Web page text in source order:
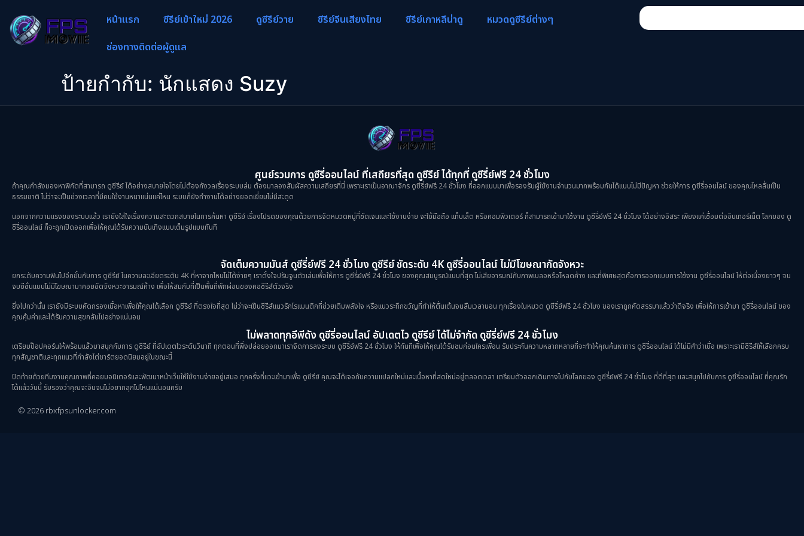
หน้าแรก ซีรีย์เข้าใหม่ 2026 ดูซีรีย์วาย ซีรีย์จีนเสียงไทย ซีรีย์เกาหลีน่าดู
หมวดดูซีรีย์ต่างๆ
ช่องทางติดต่อผู้ดูแล
ป้ายกำกับ: นักแสดง Suzy
ศูนย์รวมการ ดูซีรี่ออนไลน์ ที่เสถียรที่สุด ดูซีรีย์ ได้ทุกที่ ดูซีรี่ย์ฟรี 24 ชั่วโมง
ถ้าคุณกำลังมองหาพิกัดที่สามารถ ดูซีรีย์ ได้อย่างสบายใจโดยไม่ต้องกังวลเรื่องระบบล่ม ต้องมาลองสัมผัสความเสถียรที่นี่ เพราะเราเป็นอาณาจักร ดูซีรี่ย์ฟรี 24 ชั่วโมง ที่ออกแบบมาเพื่อรองรับผู้ใช้งานจำนวนมากพร้อมกันได้แบบไม่มีปัญหา ช่วยให้การ ดูซีรี่ออนไลน์ ของคุณไหลลื่นเป็น
ธรรมชาติ ไม่ว่าจะเป็นช่วงเวลาที่มีคนใช้งานหนาแน่นแค่ไหน ระบบก็ยังทำงานได้อย่างยอดเยี่ยมไม่มีสะดุด
นอกจากความแรงของระบบแล้ว เรายังใส่ใจเรื่องความสะดวกสบายในการค้นหา ดูซีรีย์ เรื่องโปรดของคุณด้วยการจัดหมวดหมู่ที่ชัดเจนและใช้งานง่าย จะใช้มือถือ แท็บเล็ต หรือคอมพิวเตอร์ ก็สามารถเข้ามาใช้งาน ดูซีรี่ย์ฟรี 24 ชั่วโมง ได้อย่างอิสระ เพียงแค่เชื่อมต่ออินเทอร์เน็ต โลกของ ดู
ซีรี่ออนไลน์ ก็จะถูกเปิดออกเพื่อให้คุณได้รับความบันเทิงแบบเต็มรูปแบบทันที
จัดเต็มความมันส์ ดูซีรี่ย์ฟรี 24 ชั่วโมง ดูซีรีย์ ชัดระดับ 4K ดูซีรี่ออนไลน์ ไม่มีโฆษณากัดจังหวะ
ยกระดับความฟินไปอีกขั้นกับการ ดูซีรีย์ ในความละเอียดระดับ 4K ที่หาจากไหนไม่ได้ง่ายๆ เราตั้งใจปรับจูนตัวเล่นเพื่อให้การ ดูซีรี่ย์ฟรี 24 ชั่วโมง ของคุณสมบูรณ์แบบที่สุด ไม่เสียอารมณ์กับภาพเบลอหรือโหลดค้าง และที่พิเศษสุดคือการออกแบบการใช้งาน ดูซีรี่ออนไลน์ ให้ต่อเนื่องยาวๆ จน
จบซีซั่นแบบไม่มีโฆษณามาคอยขัดจังหวะอารมณ์ค้าง เพื่อให้สมกับที่เป็นพื้นที่พักผ่อนของคอซีรีส์ตัวจริง
ยิ่งไปกว่านั้น เรายังมีระบบคัดกรองเนื้อหาเพื่อให้คุณได้เลือก ดูซีรีย์ ที่ตรงใจที่สุด ไม่ว่าจะเป็นซีรีส์แนวรักโรแมนติกที่ช่วยเติมพลังใจ หรือแนวระทึกขวัญที่ทำให้ตื่นเต้นจนลืมเวลานอน ทุกเรื่องในหมวด ดูซีรี่ย์ฟรี 24 ชั่วโมง ของเราถูกคัดสรรมาแล้วว่าดีจริง เพื่อให้การเข้ามา ดูซีรี่ออนไลน์ ของ
คุณคุ้มค่าและได้รับความสุขกลับไปอย่างแน่นอน
ไม่พลาดทุกอีพีดัง ดูซีรี่ออนไลน์ อัปเดตไว ดูซีรีย์ ได้ไม่จำกัด ดูซีรี่ย์ฟรี 24 ชั่วโมง
เตรียมป๊อปคอร์นให้พร้อมแล้วมาสนุกกับการ ดูซีรีย์ ที่อัปเดตไวระดับวินาที ทุกตอนที่พึ่งปล่อยออกมาเราจัดการลงระบบ ดูซีรี่ย์ฟรี 24 ชั่วโมง ให้ทันทีเพื่อให้คุณได้รับชมก่อนใครเพื่อน รับประกันความหลากหลายที่จะทำให้คุณค้นหาการ ดูซีรี่ออนไลน์ ได้ไม่มีคำว่าเบื่อ เพราะเรามีซีรีส์ให้เลือกครบ
ทุกสัญชาติและทุกแนวที่กำลังไต่ชาร์ตยอดนิยมอยู่ในขณะนี้
ปิดท้ายด้วยทีมงานคุณภาพที่คอยมอนิเตอร์และพัฒนาหน้าเว็บให้ใช้งานง่ายอยู่เสมอ ทุกครั้งที่แวะเข้ามาเพื่อ ดูซีรีย์ คุณจะได้เจอกับความแปลกใหม่และเนื้อหาที่สดใหม่อยู่ตลอดเวลา เตรียมตัวออกเดินทางไปกับโลกของ ดูซีรี่ย์ฟรี 24 ชั่วโมง ที่ดีที่สุด และสนุกไปกับการ ดูซีรี่ออนไลน์ ที่คุณรัก
ได้แล้ววันนี้ รับรองว่าคุณจะอินจนไม่อยากลุกไปไหนแน่นอนครับ
© 2026 rbxfpsunlocker.com